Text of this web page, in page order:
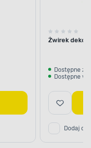
Żwirek
Dostępne z
Dostępne w
Dodaj do